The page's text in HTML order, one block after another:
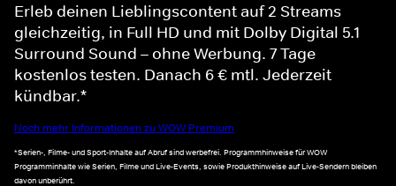
Erleb deinen Lieblingscontent auf 2 Streams
gleichzeitig, in Full HD und mit Dolby Digital 5.1
Surround Sound – ohne Werbung. 7 Tage
kostenlos testen. Danach 6 € mtl. Jederzeit
kündbar.*
Noch mehr Informationen zu WOW Premium
*Serien-, Filme- und Sport-Inhalte auf Abruf sind werbefrei. Programmhinweise für WOW
Programminhalte wie Serien, Filme und Live-Events, sowie Produkthinweise auf Live-Sendern bleiben
davon unberührt.